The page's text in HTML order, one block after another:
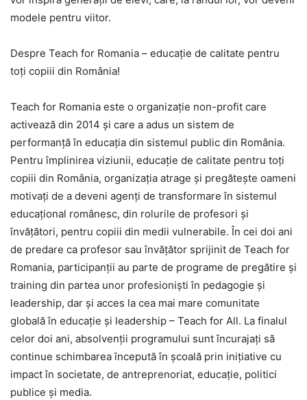
modele pentru viitor.
Despre Teach for Romania – educaţie de calitate pentru
toţi copiii din România!
Teach for Romania este o organizaţie non-profit care
activează din 2014 şi care a adus un sistem de
performanţă în educaţia din sistemul public din România.
Pentru împlinirea viziunii, educaţie de calitate pentru toţi
copiii din România, organizaţia atrage şi pregăteşte oameni
motivaţi de a deveni agenţi de transformare în sistemul
educaţional românesc, din rolurile de profesori şi
învăţători, pentru copiii din medii vulnerabile. În cei doi ani
de predare ca profesor sau învăţător sprijinit de Teach for
Romania, participanţii au parte de programe de pregătire şi
training din partea unor profesionişti în pedagogie şi
leadership, dar şi acces la cea mai mare comunitate
globală în educaţie şi leadership – Teach for All. La finalul
celor doi ani, absolvenţii programului sunt încurajaţi să
continue schimbarea începută în şcoală prin iniţiative cu
impact în societate, de antreprenoriat, educaţie, politici
publice şi media.